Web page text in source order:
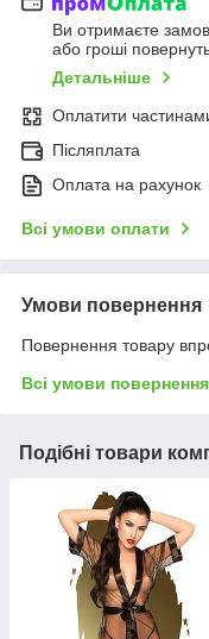
Ви отримаєте
або гроші
Детальніше
Оплатити
Післяплата
Оплата на рахунок
Всі умови оплати
Умови повернення
Повернення товару
Всі умови повернення
Подібні товари